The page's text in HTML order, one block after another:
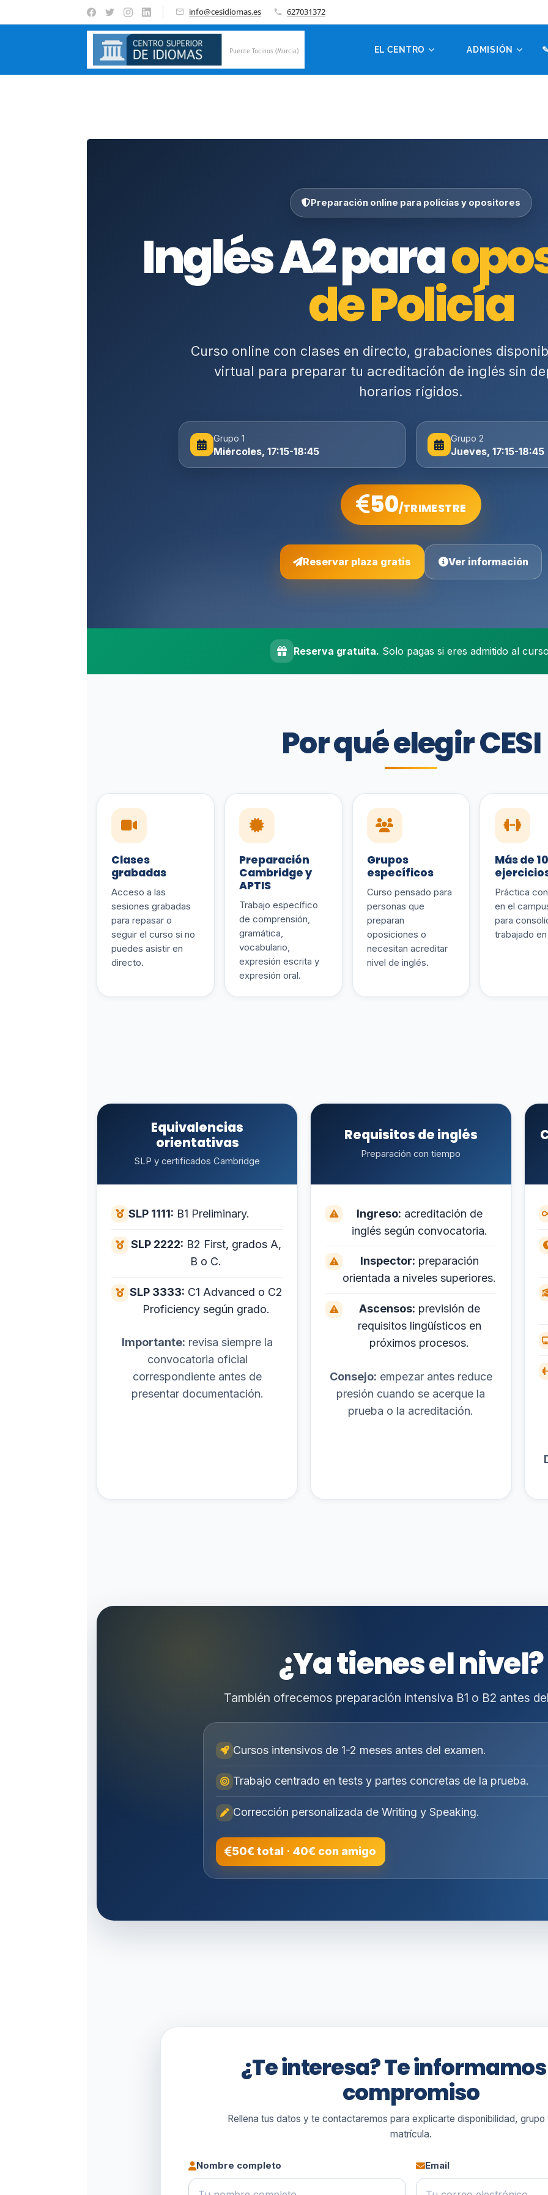
info@cesidiomas.es 627031372
Puente Tocinos (Murcia) EL CENTRO ☑ ADMISIÓN
Preparación online para policías y opositores
Inglés A2 para
de Policía
Curso online con clases en directo, grabaciones
virtual para preparar tu acreditación de inglés sin
horarios rígidos.
Grupo 1
Miércoles, 17:15-18:45
Grupo 2
Jueves, 17:15-18:45
50/TRIMESTRE
Reservar plaza gratis Ver información
Reserva gratuita. Solo pagas si eres admitido al
Por qué elegir CESI
Clases
grabadas
Acceso a las
sesiones grabadas
para repasar o
seguir el curso si no
puedes asistir en
directo.
Preparación
Cambridge y
APTIS
Trabajo específico
de comprensión,
gramática,
vocabulario,
expresión escrita y
expresión oral.
Grupos
específicos
Curso pensado para
personas que
preparan
oposiciones o
necesitan acreditar
nivel de inglés.
Más de
Práctica
en el
para
trabajado
Equivalencias
orientativas
SLP y certificados Cambridge
SLP 1111: B1 Preliminary.
SLP 2222: B2 First, grados A,
B o C.
SLP 3333: C1 Advanced o C2
Proficiency según grado.
Importante: revisa siempre la
convocatoria oficial
correspondiente antes de
presentar documentación.
Requisitos de inglés
Preparación con tiempo
Ingreso: acreditación de
inglés según convocatoria.
Inspector: preparación
orientada a niveles superiores.
Ascensos: previsión de
requisitos lingüísticos en
próximos procesos.
Consejo: empezar antes reduce
presión cuando se acerque la
prueba o la acreditación.
¿Ya tienes el nivel?
También ofrecemos preparación intensiva B1 o B2 antes
Cursos intensivos de 1-2 meses antes del examen.
Trabajo centrado en tests y partes concretas de la prueba.
Corrección personalizada de Writing y Speaking.
50€ total · 40€ con amigo
¿Te interesa? Te
compromiso
Rellena tus datos y te contactaremos para explicarte disponibilidad,
matrícula.
Nombre completo Email